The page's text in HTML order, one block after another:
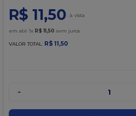
R$ 11,50
em até 1x R$ 11 ,50 sem juros
VALOR TOTAL: R$ 11,50
- 1
9º
caixa kraft
10º chocolate